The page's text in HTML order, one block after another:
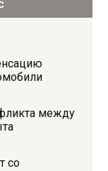
между
со